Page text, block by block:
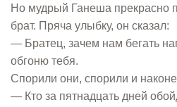
Но мудрый Ганеша прекрасно
брат. Пряча улыбку, он сказал:
— Братец, зачем нам бегать
обгоню тебя.
Спорили они, спорили и
— Кто за пятнадцать дней